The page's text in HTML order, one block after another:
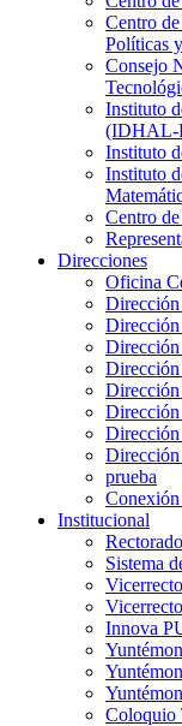
Centro
Políticas
Consejo
Instituto
(IDHAL-
Instituto
Instituto
Centro
Direcciones
Oficina
Dirección
Dirección
Dirección
Dirección
Dirección
Dirección
prueba
Institucional
Rectorado
Sistema
Innova
Coloquio